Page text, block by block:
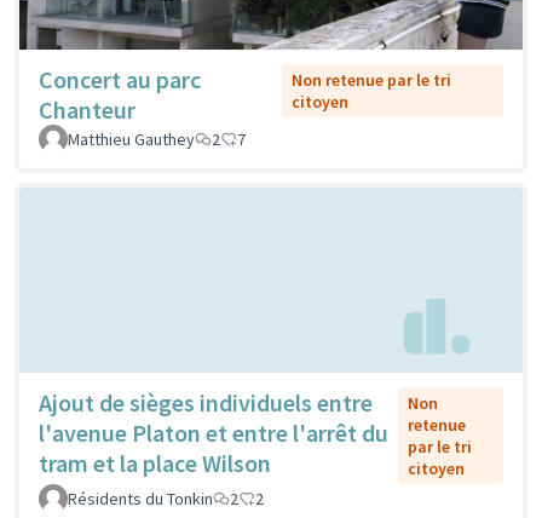
Concert au parc
Chanteur
Non retenue par le tri
citoyen
Matthieu Gauthey
2 7
Ajout de sièges individuels entre
l'avenue Platon et entre l'arrêt du
tram et la place Wilson
Non
retenue
par le tri
citoyen
Résidents du Tonkin
2 2